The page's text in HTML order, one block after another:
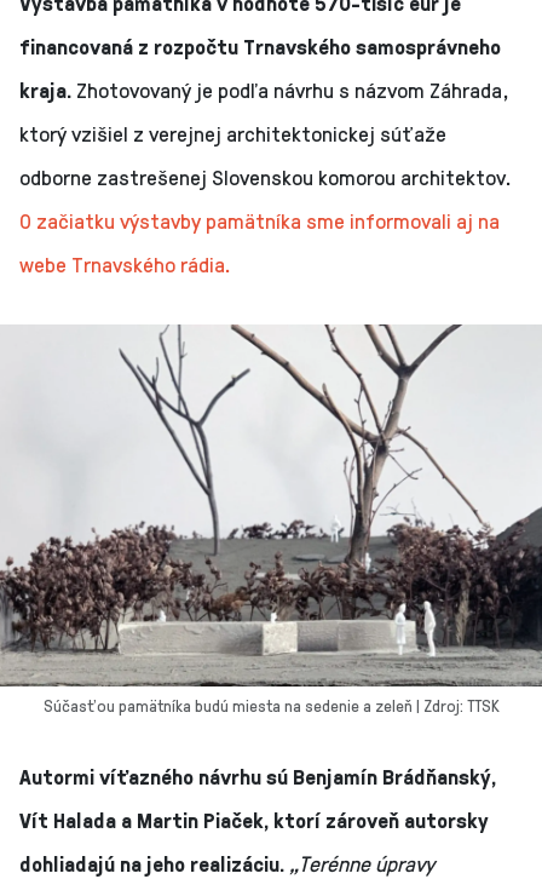
financovaná z rozpočtu Trnavského samosprávneho
kraja. Zhotovovaný je podľa návrhu s názvom Záhrada,
ktorý vzišiel z verejnej architektonickej súťaže
odborne zastrešenej Slovenskou komorou architektov.
O začiatku výstavby pamätníka sme informovali aj na
webe Trnavského rádia.
Súčasťou pamätníka budú miesta na sedenie a zeleň | Zdroj: TTSK
Autormi víťazného návrhu sú Benjamín Brádňanský,
Vít Halada a Martin Piaček, ktorí zároveň autorsky
dohliadajú na jeho realizáciu. „Terénne úpravy